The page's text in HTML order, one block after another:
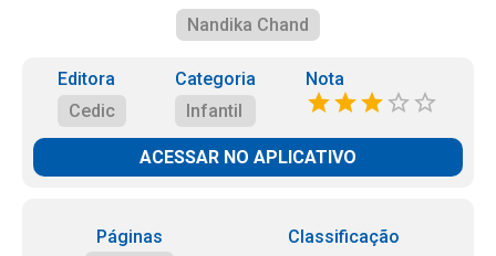
Nandika Chand
Editora
Cedic
Categoria
Infantil
Nota
ACESSAR NO APLICATIVO
Páginas
Classificação